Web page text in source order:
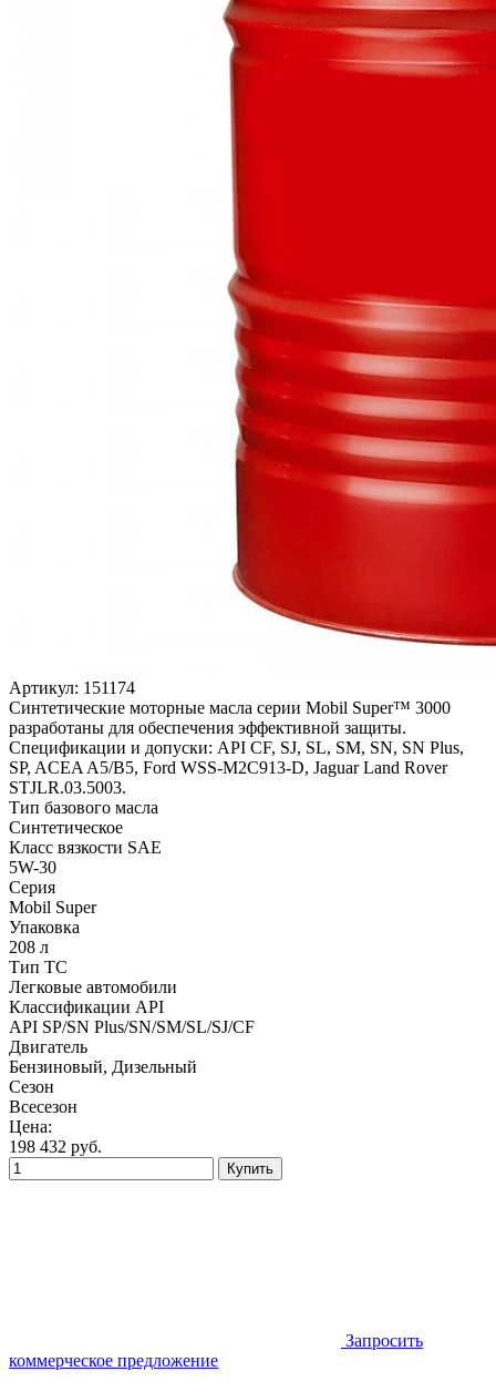
Артикул: 151174
Синтетические моторные масла серии Mobil Super™ 3000
разработаны для обеспечения эффективной защиты.
Спецификации и допуски: API CF, SJ, SL, SM, SN, SN Plus,
SP, ACEA A5/B5, Ford WSS-M2C913-D, Jaguar Land Rover
STJLR.03.5003.
Тип базового масла
Синтетическое
Класс вязкости SAE
5W-30
Серия
Mobil Super
Упаковка
208 л
Тип ТС
Легковые автомобили
Классификации API
API SP/SN Plus/SN/SM/SL/SJ/CF
Двигатель
Бензиновый, Дизельный
Сезон
Всесезон
Цена:
198 432 руб.
Купить
Запросить
коммерческое предложение